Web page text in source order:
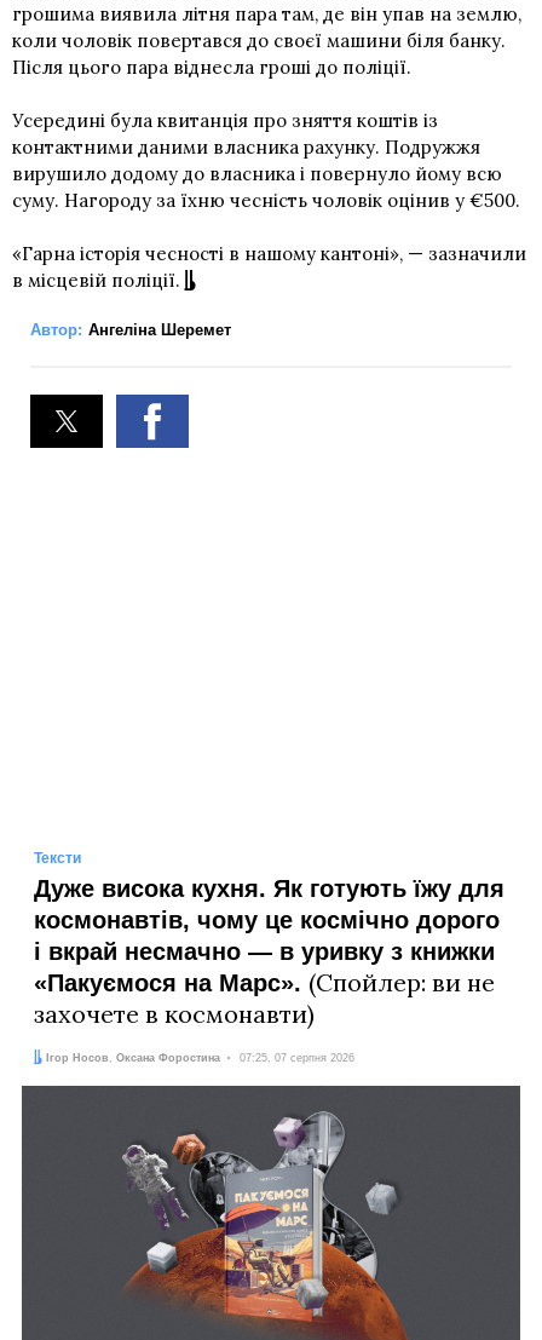
грошима виявила літня пара там, де він упав на землю,
коли чоловік повертався до своєї машини біля банку.
Після цього пара віднесла гроші до поліції.
Усередині була квитанція про зняття коштів із
контактними даними власника рахунку. Подружжя
вирушило додому до власника і повернуло йому всю
суму. Нагороду за їхню чесність чоловік оцінив у €500.
«Гарна історія чесності в нашому кантоні», — зазначили
в місцевій поліції.
Автор: Ангеліна Шеремет